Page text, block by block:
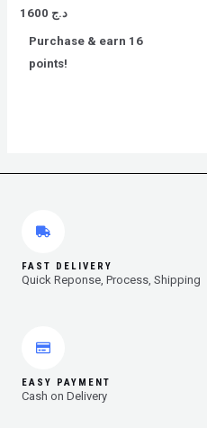
Rated
0
of
د.ج
Purchase & earn 16
points!
FAST DELIVERY
Quick Reponse, Process, Shipping
EASY PAYMENT
Cash on Delivery